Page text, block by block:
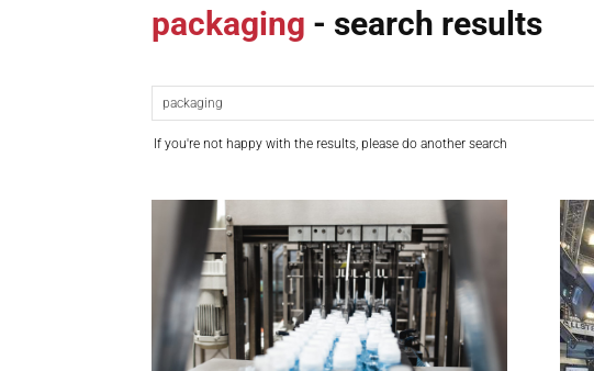
packaging - search results
If you're not happy with the results, please do another search